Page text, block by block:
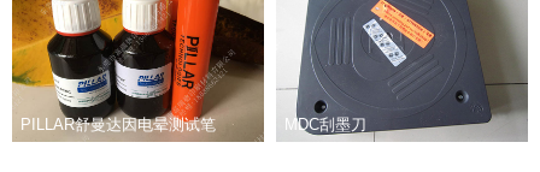
PILLAR舒曼达因电晕测试笔 MDC刮墨刀